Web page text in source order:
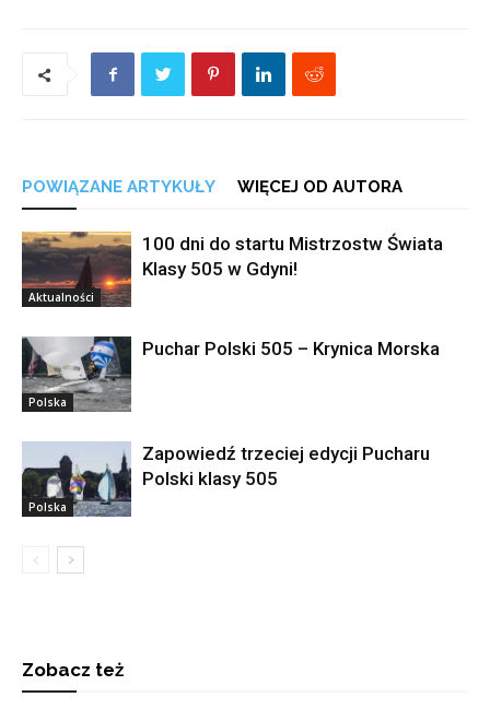
POWIĄZANE ARTYKUŁY WIĘCEJ OD AUTORA
Aktualności
100 dni do startu Mistrzostw Świata
Klasy 505 w Gdyni!
Polska
Puchar Polski 505 – Krynica Morska
Polska
Zapowiedź trzeciej edycji Pucharu
Polski klasy 505
Zobacz też